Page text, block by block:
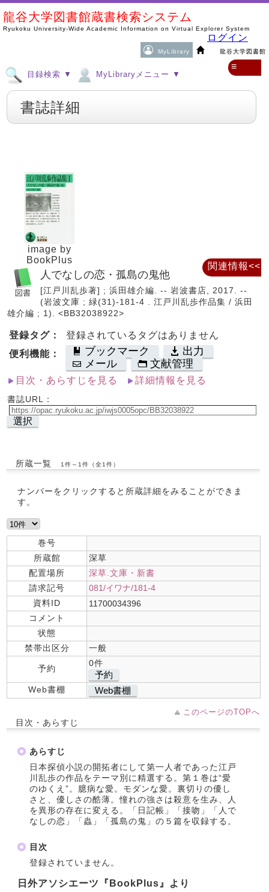
龍谷大学図書館蔵書検索システム
Ryukoku University-Wide Academic Information on Virtual Explorer System
MyLibrary 龍谷大学図書館
ログイン
目録検索 ▼ MyLibraryメニュー ▼
≡
書誌詳細
image by
BookPlus
人でなしの恋・孤島の鬼他
[江戸川乱歩著] ; 浜田雄介編. -- 岩波書店, 2017. --
(岩波文庫 ; 緑(31)-181-4 . 江戸川乱歩作品集 / 浜田
雄介編 ; 1). <BB32038922>
登録タグ：
登録されているタグはありません
便利機能：
ブックマーク
出力
メール
文献管理
目次・あらすじを見る 詳細情報を見る
書誌URL：
選択
所蔵一覧 1件～1件（全1件）
ナンバーをクリックすると所蔵詳細をみることができま
す。
巻号
所蔵館
深草
配置場所
深草.文庫・新書
請求記号
081/イワナ/181-4
資料ID
11700034396
コメント
状態
禁帯出区分
一般
予約
0件
予約
Web書棚 Web書棚
このページのTOPへ
目次・あらすじ
あらすじ
日本探偵小説の開拓者にして第一人者であった江戸
川乱歩の作品をテーマ別に精選する。第１巻は“愛
のゆくえ”。臆病な愛。モダンな愛。裏切りの優し
さと、優しさの酷薄。憧れの強さは殺意を生み、人
を異形の存在に変える。「日記帳」「接吻」「人で
なしの恋」「蟲」「孤島の鬼」の５篇を収録する。
目次
登録されていません。
日外アソシエーツ『BookPlus』より
関連情報<<